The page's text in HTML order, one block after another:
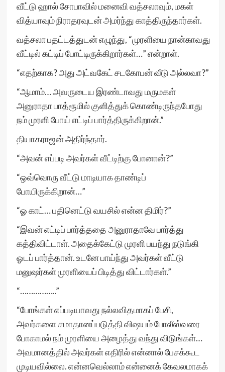
வீட்டு ஹால் சோபாவில் மனைவி வத்சலாவும், மகள்
வித்யாவும் நிராதரவுடன் அமர்ந்து காத்திருந்தார்கள்.
வத்சலா பதட்டத்துடன் எழுந்து, “முரளியை நான்காவது
வீட்டில் கட்டிப் போட்டிருக்கிறார்கள்…” என்றாள்.
“எதற்காக? அது அட்வகேட் சடகோபன் வீடு அல்லவா?”
“ஆமாம்… அவருடைய இரண்டாவது மருமகள்
அனுராதா பாத்ரூமில் குளித்துக் கொண்டிருந்தபோது
நம் முரளி போய் எட்டிப் பார்த்திருக்கிறான்.”
தியாகராஜன் அதிர்ந்தார்.
“அவன் எப்படி அவர்கள் வீட்டிற்கு போனான்?”
“ஒவ்வொரு வீட்டு மாடியாக தாண்டிப்
போயிருக்கிறான்…”
“ஓ காட்… பதினெட்டு வயசில் என்ன திமிர்?”
“இவன் எட்டிப் பார்த்ததை அனுராதாவே பார்த்து
கத்திவிட்டாள். அதைக்கேட்டு முரளி பயந்து நடுங்கி
ஓடப் பார்த்தான். உடனே பாய்ந்து அவர்கள் வீட்டு
மனுஷர்கள் முரளியைப் பிடித்து விட்டார்கள்.”
“……………..”
“போங்கள் எப்படியாவது நல்லவிதமாகப் பேசி,
அவர்களை சமாதானப்படுத்தி விஷயம் போலீஸ்வரை
போகாமல் நம் முரளியை அழைத்து வந்து விடுங்கள்…
அவமானத்தில் அவர்கள் எதிரில் என்னால் பேசக்கூட
முடியவில்லை. என்னவெல்லாம் என்னைக் கேவலமாகக்